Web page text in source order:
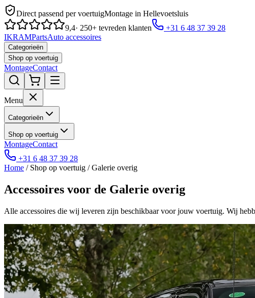
Direct passend per voertuigMontage in Hellevoetsluis
9,4· 250+ tevreden klanten
+31 6 48 37 39 28
IKRAMPartsAuto accessoires
Categorieën
Shop op voertuig
MontageContact
Menu
Categorieën
Shop op voertuig
MontageContact
+31 6 48 37 39 28
Home / Shop op voertuig /Galerie overig
Accessoires voor de Galerie overig
Alle accessoires die wij leveren zijn beschikbaar voor jouw voertuig. Wij